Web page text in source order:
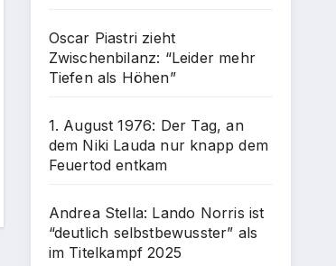
Oscar Piastri zieht
Zwischenbilanz: “Leider mehr
Tiefen als Höhen”
1. August 1976: Der Tag, an
dem Niki Lauda nur knapp dem
Feuertod entkam
Andrea Stella: Lando Norris ist
“deutlich selbstbewusster” als
im Titelkampf 2025